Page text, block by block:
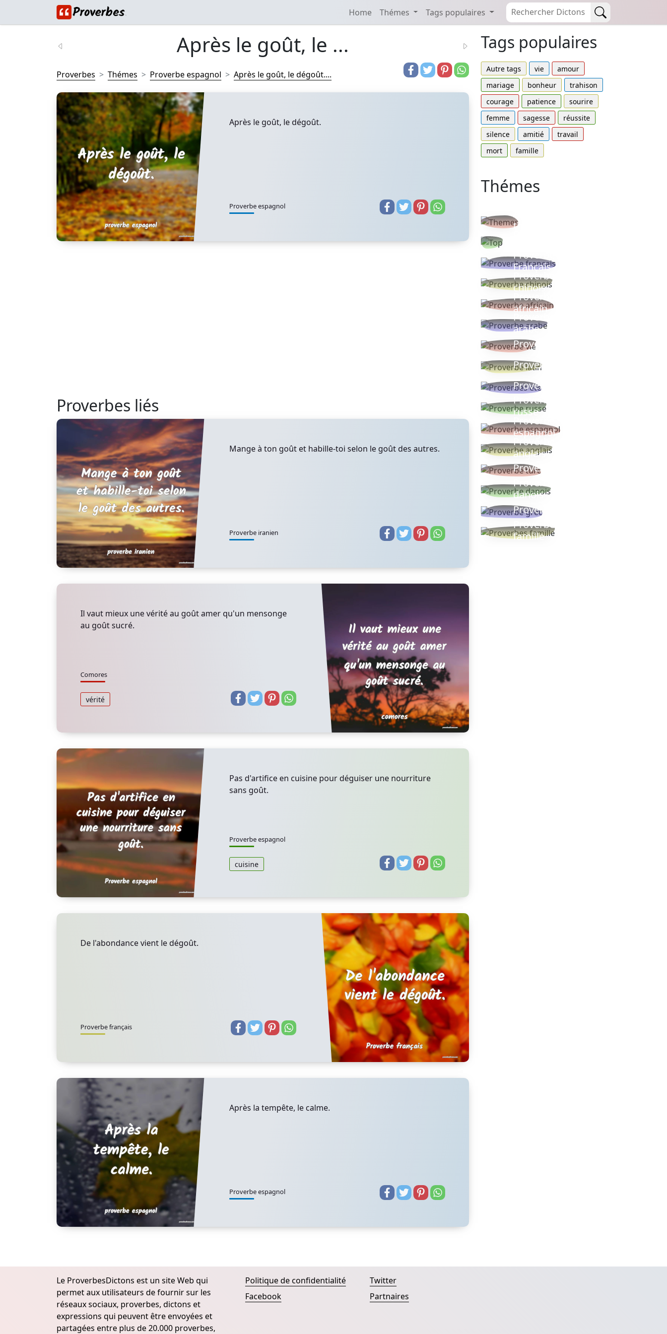
Home Thémes Tags populaires
Après le goût, le ...
Proverbes Thémes Proverbe espagnol Après le goût, le dégoût....
Après le goût, le dégoût.
Proverbe espagnol
Proverbes liés
Mange à ton goût et habille-toi selon le goût des autres.
Proverbe iranien
Il vaut mieux une vérité au goût amer qu'un mensonge
au goût sucré.
Comores
vérité
Pas d'artifice en cuisine pour déguiser une nourriture
sans goût.
Proverbe espagnol
cuisine
De l'abondance vient le dégoût.
Proverbe français
Après la tempête, le calme.
Proverbe espagnol
Tags populaires
Autre tags vie
amour
mariage
bonheur
trahison
courage
patience
sourire
femme
sagesse
réussite
silence
amitié
travail
mort
famille
Thémes
thèmes
Proverbe
Français
Proverbe
chinois
Proverbe
africain
Proverbe
arabe
Proverbe vie
Proverbe latin
Proverbes ete
Proverbe
russe
Proverbe
espagnol
Proverbe
anglais
Proverbe turc
Proverbe
danois
Proverbe grec
Proverbes
famille
Le ProverbesDictons est un site Web qui
permet aux utilisateurs de fournir sur les
réseaux sociaux, proverbes, dictons et
expressions qui peuvent être envoyées et
partagées entre plus de 20.000 proverbes,
Politique de confidentialité
Facebook
Twitter
Partnaires